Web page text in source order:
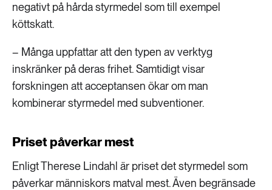
negativt på hårda styrmedel som till exempel
köttskatt.
– Många uppfattar att den typen av verktyg
inskränker på deras frihet. Samtidigt visar
forskningen att acceptansen ökar om man
kombinerar styrmedel med subventioner.
Priset påverkar mest
Enligt Therese Lindahl är priset det styrmedel som
påverkar människors matval mest. Även begränsade